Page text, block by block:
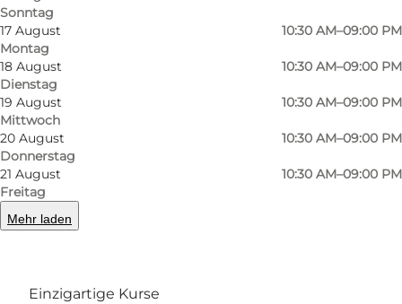
Sonntag
17 August
Montag
10:30 AM–09:00 PM
18 August
Dienstag
10:30 AM–09:00 PM
19 August
Mittwoch
10:30 AM–09:00 PM
20 August
Donnerstag
10:30 AM–09:00 PM
21 August
Freitag
10:30 AM–09:00 PM
Mehr laden
Foto
Ærø Minigolf wurde am 7. Juli 1970 eröffnet und
ist seitdem jeden Sommer geöffnet, wo Kinder
und Erwachsene jeden Alters den Platz
besucht haben. Ærø Minigolf ist von grünen
Einzigartige Kurse